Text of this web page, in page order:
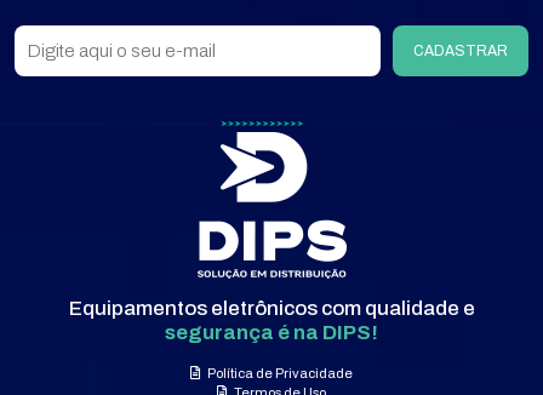
CADASTRAR
Equipamentos eletrônicos com qualidade e
segurança é na DIPS!
Política de Privacidade